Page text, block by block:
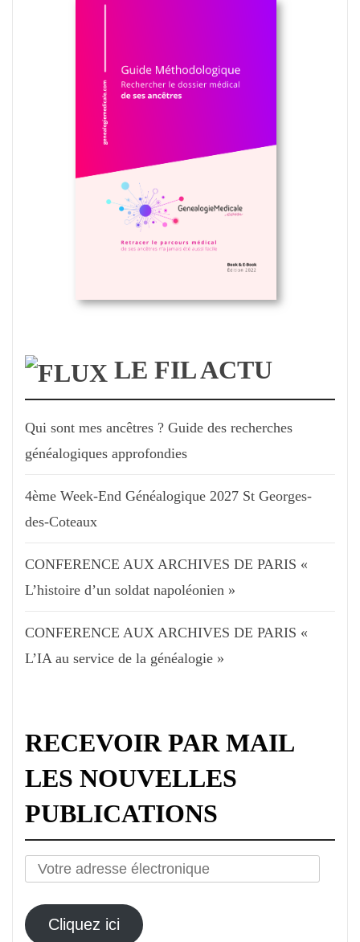
LE FIL ACTU
Qui sont mes ancêtres ? Guide des recherches
généalogiques approfondies
4ème Week-End Généalogique 2027 St Georges-
des-Coteaux
CONFERENCE AUX ARCHIVES DE PARIS «
L’histoire d’un soldat napoléonien »
CONFERENCE AUX ARCHIVES DE PARIS «
L’IA au service de la généalogie »
RECEVOIR PAR MAIL
LES NOUVELLES
PUBLICATIONS
Votre
électronique
Cliquez ici